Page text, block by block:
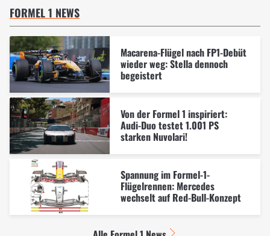
FORMEL 1 NEWS
Macarena-Flügel nach FP1-Debüt
wieder weg: Stella dennoch
begeistert
Von der Formel 1 inspiriert:
Audi-Duo testet 1.001 PS
starken Nuvolari!
Spannung im Formel-1-
Flügelrennen: Mercedes
wechselt auf Red-Bull-Konzept